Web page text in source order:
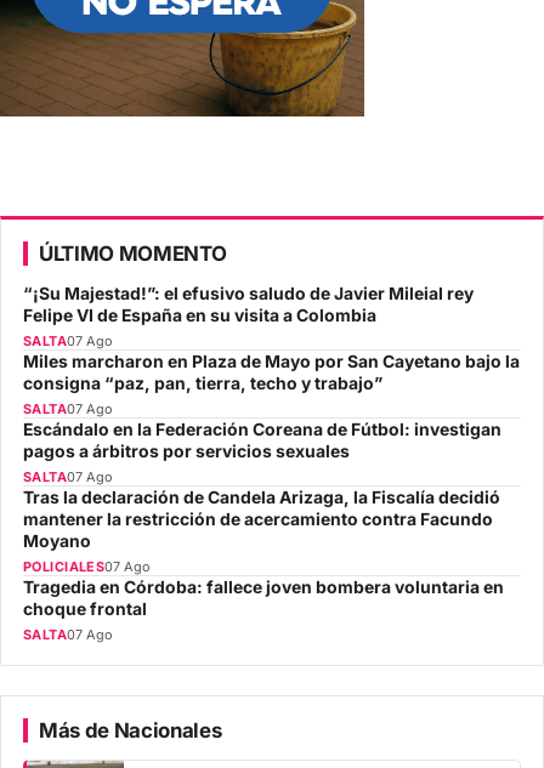
ÚLTIMO MOMENTO
“¡Su Majestad!”: el efusivo saludo de Javier Mileial rey
Felipe VI de España en su visita a Colombia
SALTA07 Ago
Miles marcharon en Plaza de Mayo por San Cayetano bajo la
consigna “paz, pan, tierra, techo y trabajo”
SALTA07 Ago
Escándalo en la Federación Coreana de Fútbol: investigan
pagos a árbitros por servicios sexuales
SALTA07 Ago
Tras la declaración de Candela Arizaga, la Fiscalía decidió
mantener la restricción de acercamiento contra Facundo
Moyano
POLICIALES07 Ago
Tragedia en Córdoba: fallece joven bombera voluntaria en
choque frontal
SALTA07 Ago
Más de Nacionales